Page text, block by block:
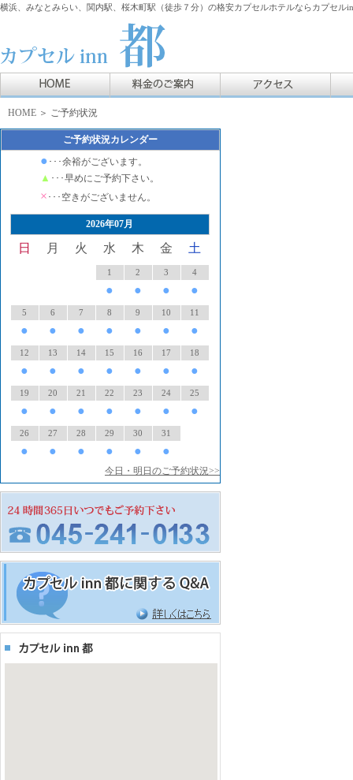
横浜、みなとみらい、関内駅、桜木町駅（徒歩７分）の格安カプセルホテルならカプセル
HOME ＞ ご予約状況
ご予約状況カレンダー
● ･･･余裕がございます。
▲ ･･･早めにご予約下さい。
× ･･･空きがございません。
2026年07月
日 月 火 水 木 金 土
1
●
2
●
3
●
4
●
5
●
6
●
7
●
8
●
9
●
10
●
11
●
12
●
13
●
14
●
15
●
16
●
17
●
18
●
19
●
20
●
21
●
22
●
23
●
24
●
25
●
26
●
27
●
28
●
29
●
30
●
31
●
今日・明日のご予約状況>>